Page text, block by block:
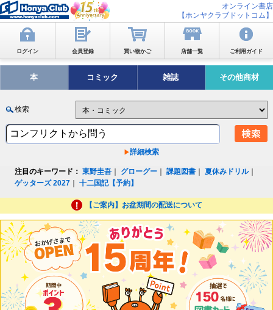
オンライン書店
【ホンヤクラブドットコム】
ログイン 会員登録 買い物かご 店舗一覧 ご利用ガイド
本 コミック 雑誌 その他商材
検索
詳細検索
注目のキーワード： 東野圭吾 グローグー ｜課題図書 ｜夏休みドリル｜
ゲッターズ 2027 ｜十二国記【予約】
【ご案内】お盆期間の配送について